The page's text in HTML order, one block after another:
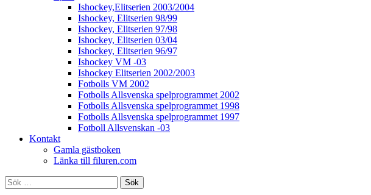
Ishockey,Elitserien 2003/2004
Ishockey, Elitserien 98/99
Ishockey, Elitserien 97/98
Ishockey, Elitserien 03/04
Ishockey, Elitserien 96/97
Ishockey VM -03
Ishockey Elitserien 2002/2003
Fotbolls VM 2002
Fotbolls Allsvenska spelprogrammet 2002
Fotbolls Allsvenska spelprogrammet 1998
Fotbolls Allsvenska spelprogrammet 1997
Fotboll Allsvenskan -03
Kontakt
Gamla gästboken
Länka till filuren.com
Sök
efter: